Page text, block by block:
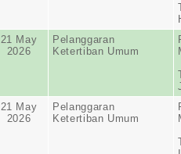
21 May
2026
Pelanggaran
Ketertiban Umum
21 May
2026
Pelanggaran
Ketertiban Umum